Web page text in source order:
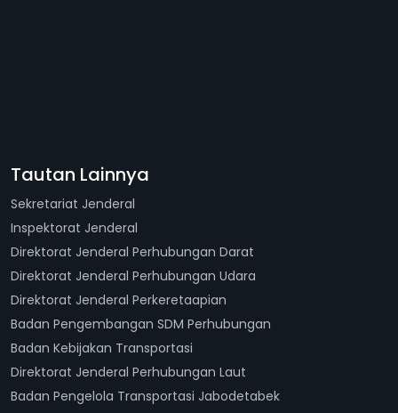
Tautan Lainnya
Sekretariat Jenderal
Inspektorat Jenderal
Direktorat Jenderal Perhubungan Darat
Direktorat Jenderal Perhubungan Udara
Direktorat Jenderal Perkeretaapian
Badan Pengembangan SDM Perhubungan
Badan Kebijakan Transportasi
Direktorat Jenderal Perhubungan Laut
Badan Pengelola Transportasi Jabodetabek